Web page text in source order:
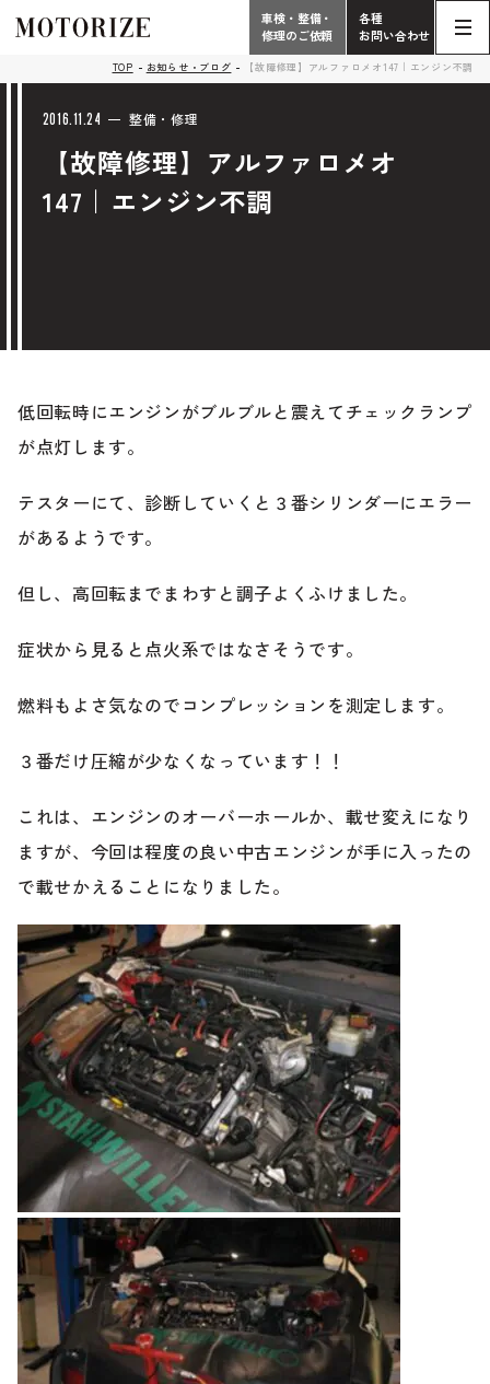
こだわり
中古車探しのご依頼/その他
ブランド紹介
ブログ
ケータハム岐阜
プライバシーポリシー
Phone
電話受付時間 10:00 - 18:30（月曜定休）
お問い合わせ総合
タップで電話がかかります
Contact Form
24時間受付対応の
買取査定のご依頼
その他のお問い合わせ
中古車探しのご依頼・レンタカーのご相談
電話・メールなどのご連絡方法意外にも、オンラインで
のご相談も可能です。
お問い合わせフォームにて、オンラインでのご連絡をご
希望ください。
Contact
車検・整備・
修理のご依頼
各種
お問い合わせ
TOP お知らせ・ブログ 【故障修理】アルファロメオ147｜エンジン不調
2016.11.24 整備・修理
【故障修理】アルファロメオ
147｜エンジン不調
低回転時にエンジンがブルブルと震えてチェックランプ
が点灯します。
テスターにて、診断していくと３番シリンダーにエラー
があるようです。
但し、高回転までまわすと調子よくふけました。
症状から見ると点火系ではなさそうです。
燃料もよさ気なのでコンプレッションを測定します。
３番だけ圧縮が少なくなっています！！
これは、エンジンのオーバーホールか、載せ変えになり
ますが、今回は程度の良い中古エンジンが手に入ったの
で載せかえることになりました。